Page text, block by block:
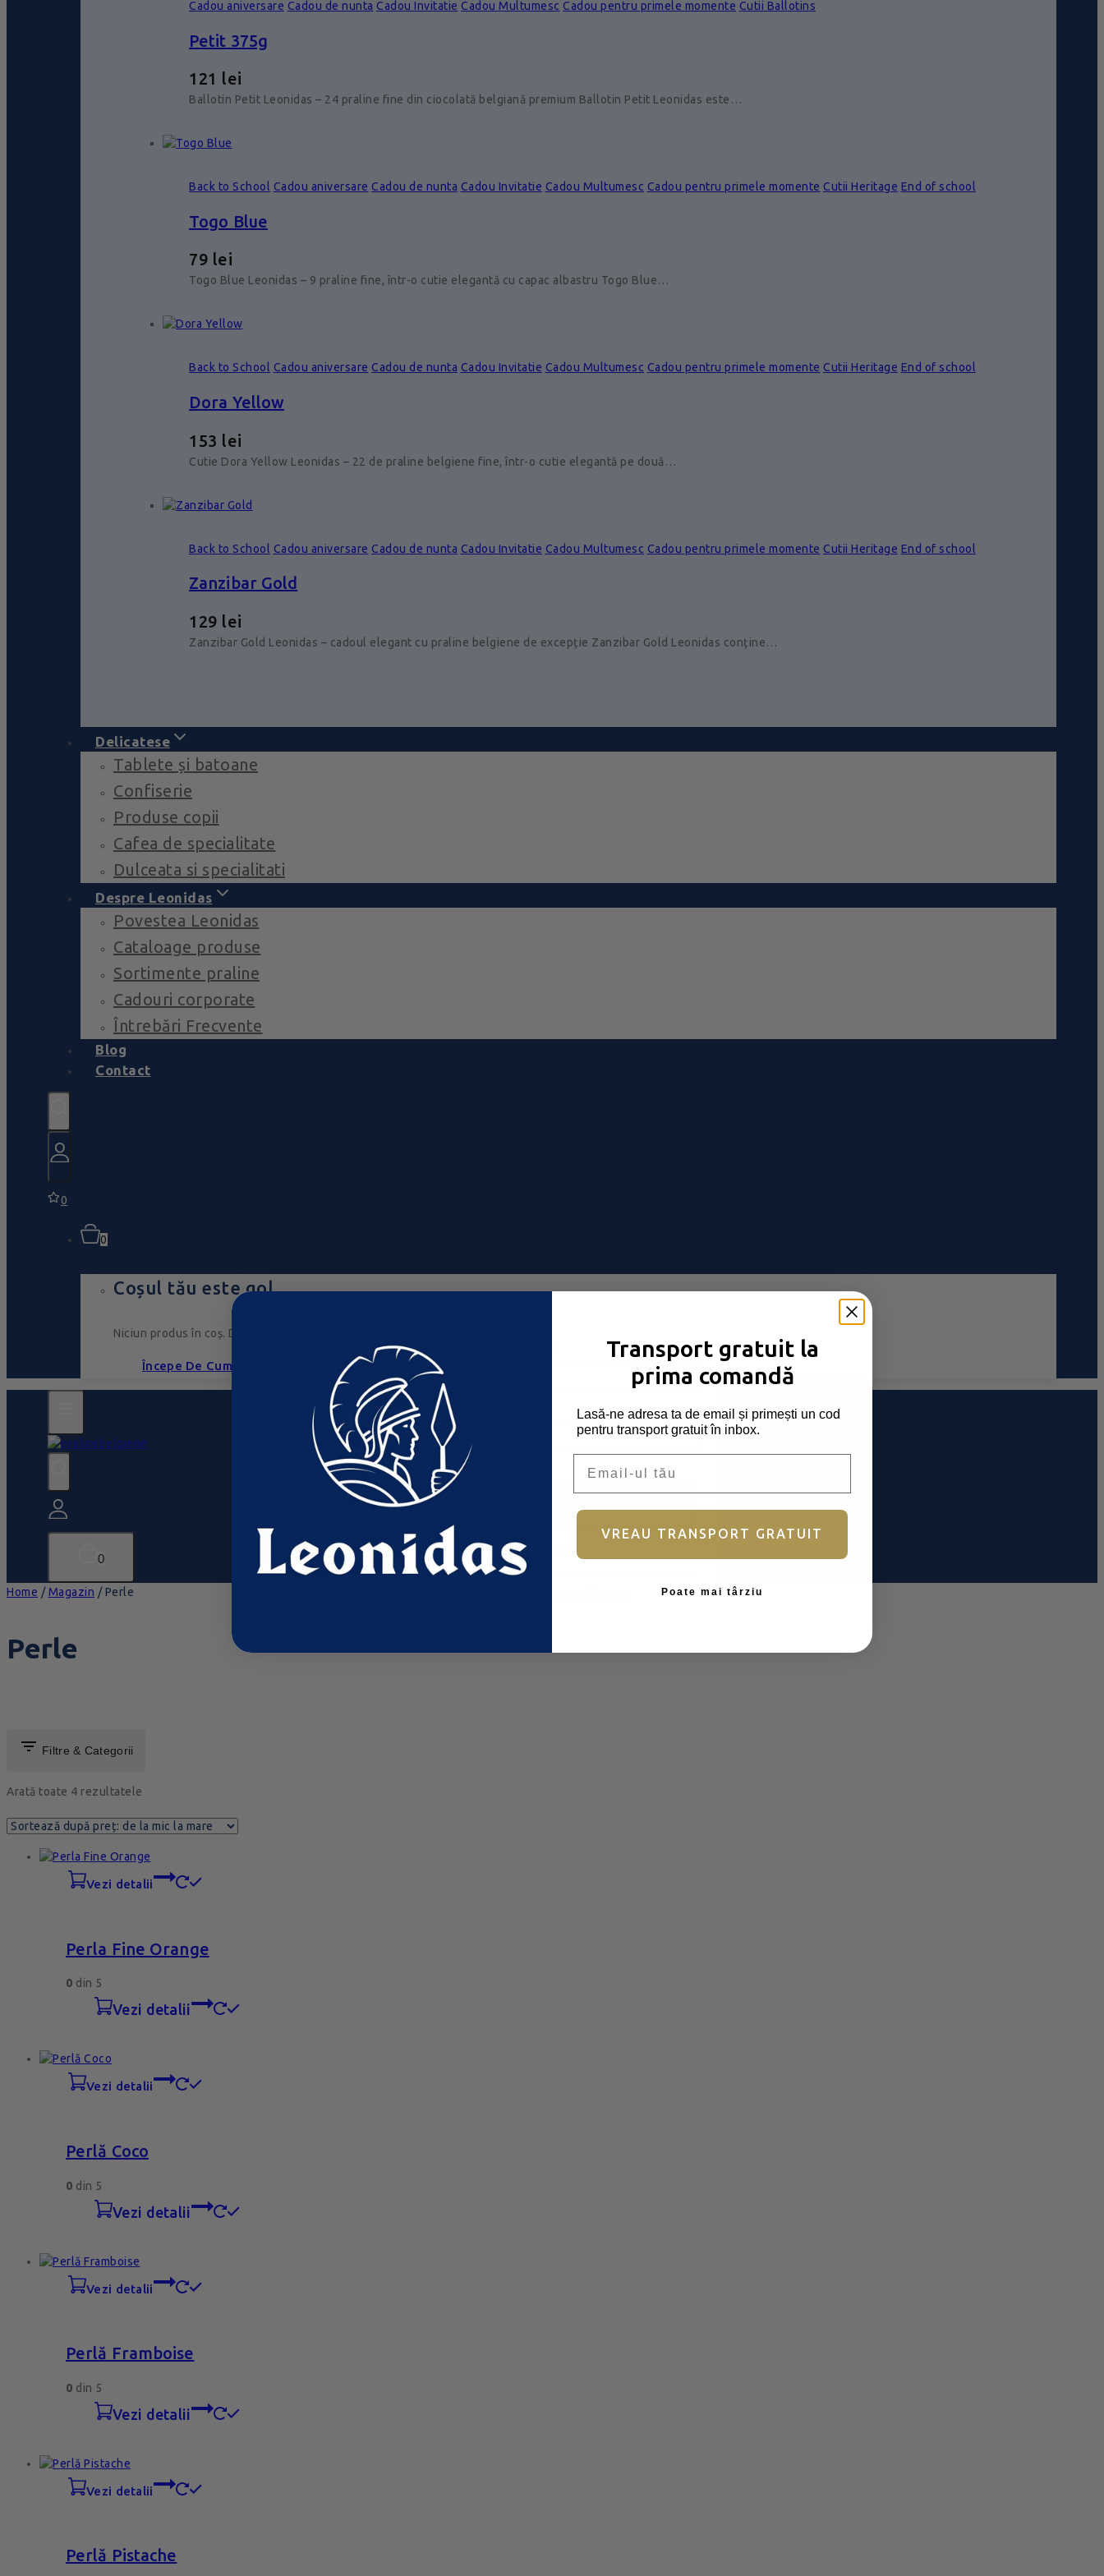
Cadou aniversare Cadou de nunta Cadou Invitatie Cadou Multumesc Cadou pentru primele momente Cutii Ballotins
Petit 375g
121 lei
Ballotin Petit Leonidas – 24 praline fine din ciocolată belgiană premium Ballotin Petit Leonidas este…
Back to School Cadou aniversare Cadou de nunta Cadou Invitatie Cadou Multumesc Cadou pentru primele momente Cutii Heritage End of school
Togo Blue
79 lei
Togo Blue Leonidas – 9 praline fine, într-o cutie elegantă cu capac albastru Togo Blue…
Back to School Cadou aniversare Cadou de nunta Cadou Invitatie Cadou Multumesc Cadou pentru primele momente Cutii Heritage End of school
Dora Yellow
153 lei
Cutie Dora Yellow Leonidas – 22 de praline belgiene fine, într-o cutie elegantă pe două…
Back to School Cadou aniversare Cadou de nunta Cadou Invitatie Cadou Multumesc Cadou pentru primele momente Cutii Heritage End of school
Zanzibar Gold
129 lei
Zanzibar Gold Leonidas – cadoul elegant cu praline belgiene de excepție Zanzibar Gold Leonidas conține…
Delicatese
Tablete și batoane
Confiserie
Produse copii
Cafea de specialitate
Dulceata si specialitati
Despre Leonidas
Povestea Leonidas
Cataloage produse
Sortimente praline
Cadouri corporate
Întrebări Frecvente
Blog
Contact
0
0
Coșul tău este gol
Niciun produs în coș. Du-te, umple-l cu ceva ce-ți place!
Începe De Cumpărături Acum
0
Home / Magazin / Perle
Perle
Filtre & Categorii
Arată toate 4 rezultatele
vezi detalii
Perla Fine Orange
0 din 5
vezi detalii
vezi detalii
Perlă Coco
0 din 5
vezi detalii
vezi detalii
Perlă Framboise
0 din 5
vezi detalii
vezi detalii
Perlă Pistache
Nume utilizator sau email
Parolă *Obligatoriu
Ține-mă minte
Ai uitat parola?
Transport gratuit la
prima comandă
Lasă-ne adresa ta de email și primești un cod
pentru transport gratuit în inbox.
VREAU TRANSPORT GRATUIT
Poate mai târziu